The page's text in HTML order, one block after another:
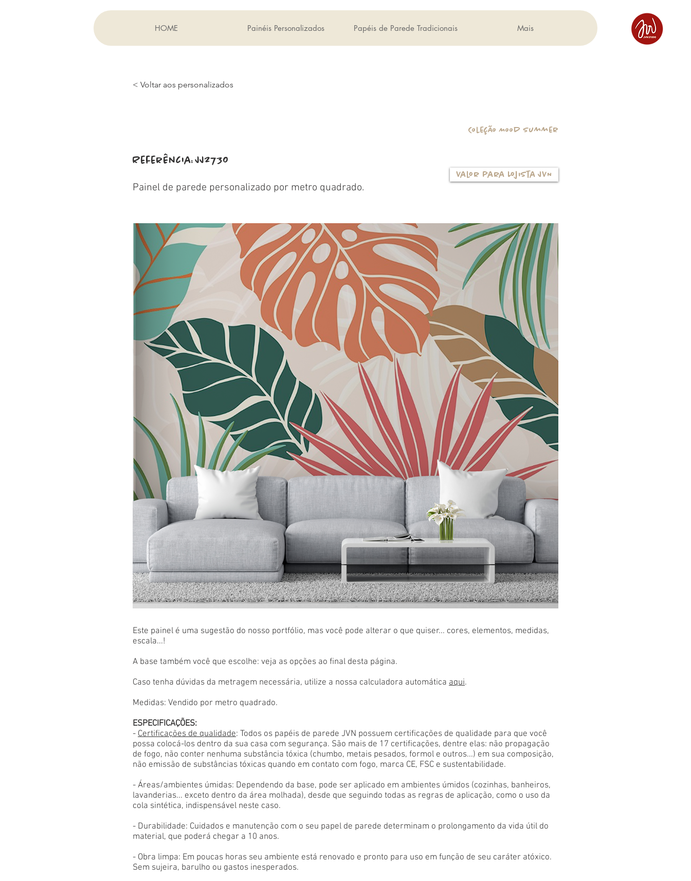
HOME Painéis Personalizados Papéis de Parede Tradicionais Mais
< Voltar aos personalizados
Coleção Mood Summer
Referência: JJ2730
Painel de parede personalizado por metro quadrado.
Valor para Lojista JVN
Este painel é uma sugestão do nosso portfólio, mas você pode alterar o que quiser... cores, elementos, medidas,
escala...!
A base também você que escolhe: veja as opções ao final desta página.
Caso tenha dúvidas da metragem necessária, utilize a nossa calculadora automática aqui.
Medidas: Vendido por metro quadrado.
ESPECIFICAÇÕES:
- Certificações de qualidade: Todos os papéis de parede JVN possuem certificações de qualidade para que você
possa colocá-los dentro da sua casa com segurança. São mais de 17 certificações, dentre elas: não propagação
de fogo, não conter nenhuma substância tóxica (chumbo, metais pesados, formol e outros...) em sua composição,
não emissão de substâncias tóxicas quando em contato com fogo, marca CE, FSC e sustentabilidade.
- Áreas/ambientes úmidas: Dependendo da base, pode ser aplicado em ambientes úmidos (cozinhas, banheiros,
lavanderias... exceto dentro da área molhada), desde que seguindo todas as regras de aplicação, como o uso da
cola sintética, indispensável neste caso.
- Durabilidade: Cuidados e manutenção com o seu papel de parede determinam o prolongamento da vida útil do
material, que poderá chegar a 10 anos.
- Obra limpa: Em poucas horas seu ambiente está renovado e pronto para uso em função de seu caráter atóxico.
Sem sujeira, barulho ou gastos inesperados.